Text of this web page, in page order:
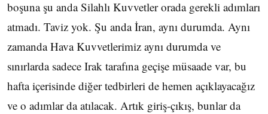
boşuna şu anda Silahlı Kuvvetler orada gerekli adımları
atmadı. Taviz yok. Şu anda İran, aynı durumda. Aynı
zamanda Hava Kuvvetlerimiz aynı durumda ve
sınırlarda sadece Irak tarafına geçişe müsaade var, bu
hafta içerisinde diğer tedbirleri de hemen açıklayacağız
ve o adımlar da atılacak. Artık giriş-çıkış, bunlar da